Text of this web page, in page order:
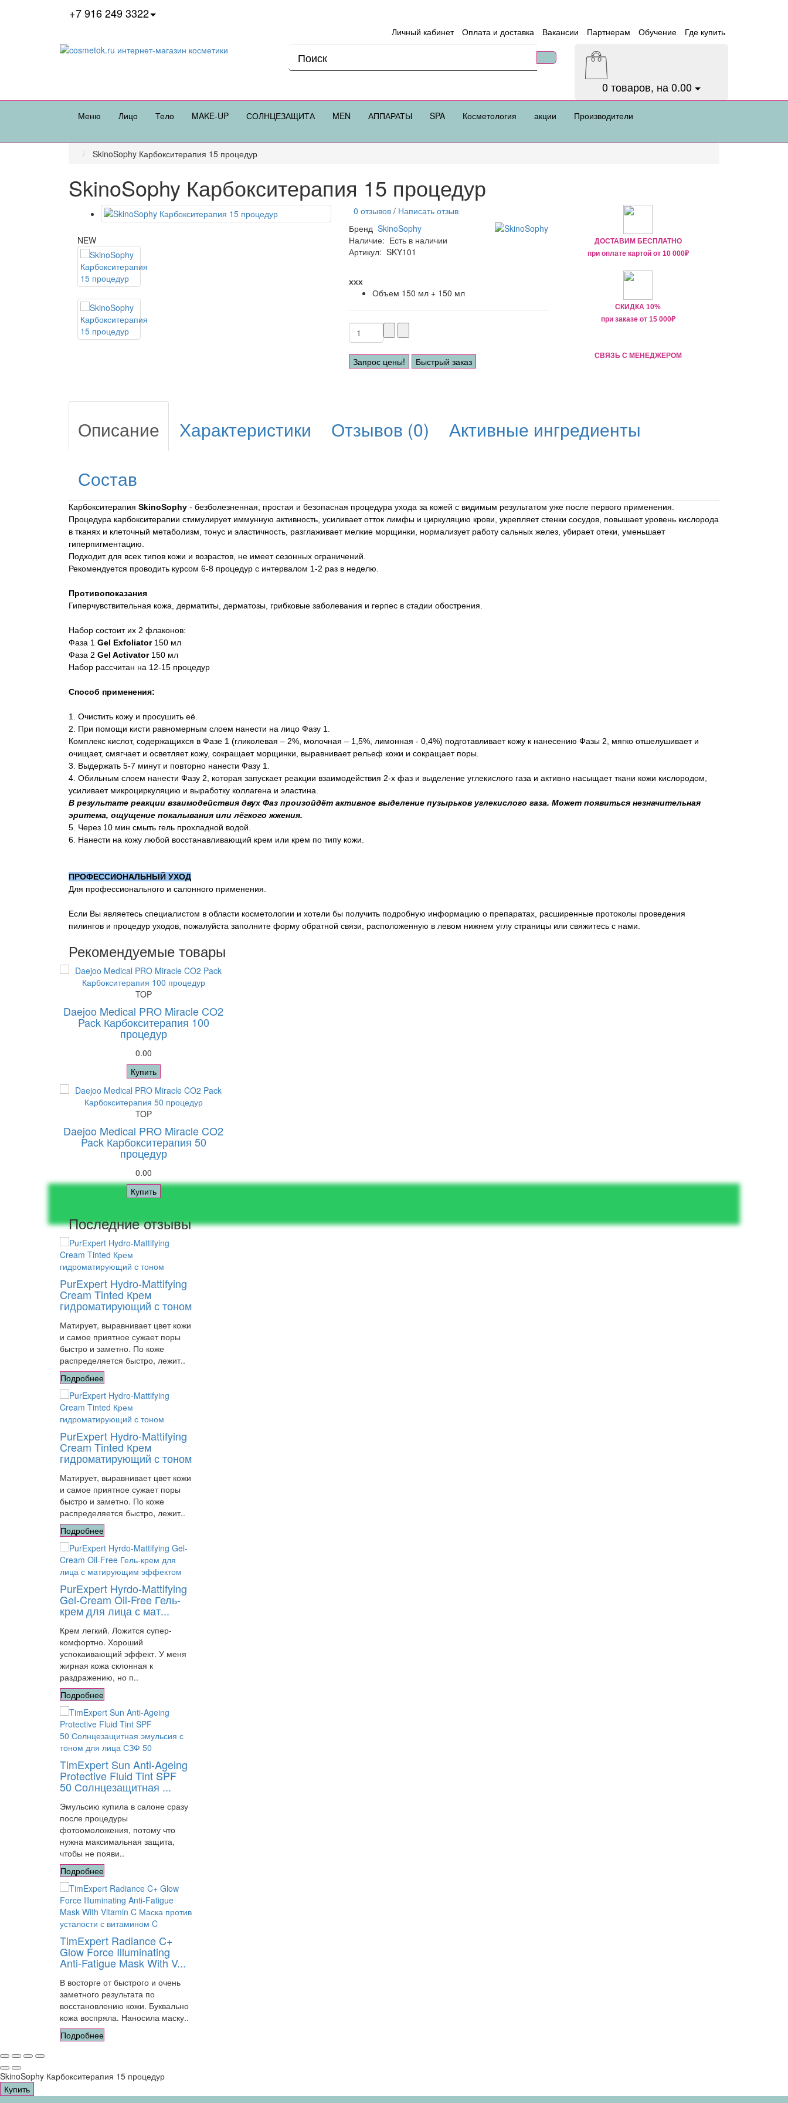
+7 916 249 3322
Личный кабинет Оплата и доставка Вакансии Партнерам Обучение Где купить
0товаров, на 0.00
Меню Лицо Тело MAKE-UP СОЛНЦЕЗАЩИТА MEN АППАРАТЫ SPA Косметология акции Производители
SkinoSophy Карбокситерапия 15 процедур
SkinoSophy Карбокситерапия 15 процедур
NEW
0 отзывов / Написать отзыв
Бренд SkinoSophy
Наличие: Есть в наличии
Артикул: SKY101
ххх
Объем 150 мл + 150 мл
Запрос цены! Быстрый заказ
ДОСТАВИМ БЕСПЛАТНО
при оплате картой от 10 000₽
СКИДКА 10%
при заказе от 15 000₽
СВЯЗЬ С МЕНЕДЖЕРОМ
Описание Характеристики Отзывов (0)
Активные ингредиенты
Состав
Карбокситерапия SkinoSophy - безболезненная, простая и безопасная процедура ухода за кожей с видимым результатом уже после первого применения.
Процедура карбокситерапии стимулирует иммунную активность, усиливает отток лимфы и циркуляцию крови, укрепляет стенки сосудов, повышает уровень кислорода
в тканях и клеточный метаболизм, тонус и эластичность, разглаживает мелкие морщинки, нормализует работу сальных желез, убирает отеки, уменьшает
гиперпигментацию.
Подходит для всех типов кожи и возрастов, не имеет сезонных ограничений.
Рекомендуется проводить курсом 6-8 процедур с интервалом 1-2 раз в неделю.
Противопоказания
Гиперчувствительная кожа, дерматиты, дерматозы, грибковые заболевания и герпес в стадии обострения.
Набор состоит их 2 флаконов:
Фаза 1 Gel Exfoliator 150 мл
Фаза 2 Gel Activator 150 мл
Набор рассчитан на 12-15 процедур
Способ применения:
1. Очистить кожу и просушить её.
2. При помощи кисти равномерным слоем нанести на лицо Фазу 1.
Комплекс кислот, содержащихся в Фазе 1 (гликолевая – 2%, молочная – 1,5%, лимонная - 0,4%) подготавливает кожу к нанесению Фазы 2, мягко отшелушивает и
очищает, смягчает и осветляет кожу, сокращает морщинки, выравнивает рельеф кожи и сокращает поры.
3. Выдержать 5-7 минут и повторно нанести Фазу 1.
4. Обильным слоем нанести Фазу 2, которая запускает реакции взаимодействия 2-х фаз и выделение углекислого газа и активно насыщает ткани кожи кислородом,
усиливает микроциркуляцию и выработку коллагена и эластина.
В результате реакции взаимодействия двух Фаз произойдёт активное выделение пузырьков углекислого газа. Может появиться незначительная
эритема, ощущение покалывания или лёгкого жжения.
5. Через 10 мин смыть гель прохладной водой.
6. Нанести на кожу любой восстанавливающий крем или крем по типу кожи.
ПРОФЕССИОНАЛЬНЫЙ УХОД
Для профессионального и салонного применения.
Если Вы являетесь специалистом в области косметологии и хотели бы получить подробную информацию о препаратах, расширенные протоколы проведения
пилингов и процедур уходов, пожалуйста заполните форму обратной связи, расположенную в левом нижнем углу страницы или свяжитесь с нами.
Рекомендуемые товары
TOP
Daejoo Medical PRO Miracle CO2
Pack Карбокситерапия 100
процедур
0.00
Купить
TOP
Daejoo Medical PRO Miracle CO2
Pack Карбокситерапия 50
процедур
0.00
Купить
Последние отзывы
PurExpert Hydro-Mattifying
Cream Tinted Крем
гидроматирующий с тоном
Матирует, выравнивает цвет кожи
и самое приятное сужает поры
быстро и заметно. По коже
распределяется быстро, лежит..
Подробнее
PurExpert Hydro-Mattifying
Cream Tinted Крем
гидроматирующий с тоном
Матирует, выравнивает цвет кожи
и самое приятное сужает поры
быстро и заметно. По коже
распределяется быстро, лежит..
Подробнее
PurExpert Hyrdo-Mattifying
Gel-Cream Oil-Free Гель-
крем для лица с мат...
Крем легкий. Ложится супер-
комфортно. Хороший
успокаивающий эффект. У меня
жирная кожа склонная к
раздражению, но п..
Подробнее
TimExpert Sun Anti-Ageing
Protective Fluid Tint SPF
50 Солнцезащитная ...
Эмульсию купила в салоне сразу
после процедуры
фотоомоложения, потому что
нужна максимальная защита,
чтобы не появи..
Подробнее
TimExpert Radiance C+
Glow Force Illuminating
Anti-Fatigue Mask With V...
В восторге от быстрого и очень
заметного результата по
восстановлению кожи. Буквально
кожа воспряла. Наносила маску..
Подробнее
SkinoSophy Карбокситерапия 15 процедур
Купить